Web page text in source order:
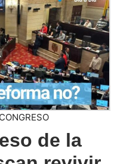
CONGRESO
de la